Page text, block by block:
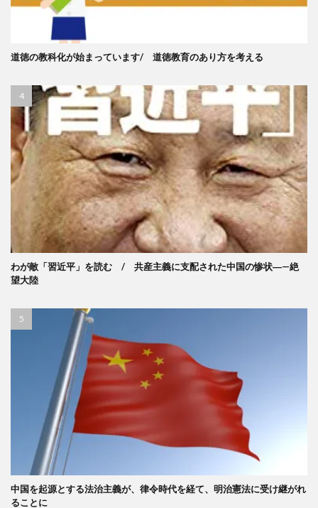
道徳の教科化が始まっています/ 道徳教育のあり方を考える
わが敵「習近平」を読む / 共産主義に支配された中国の惨状―—絶
望大陸
中国を起源とする法治主義が、律令時代を経て、明治憲法に受け継がれ
ることに